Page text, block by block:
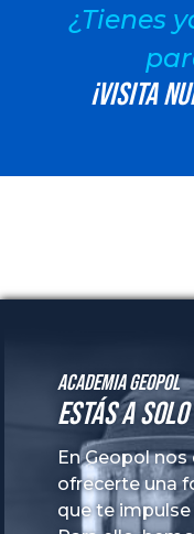
¿Tienes
¡Visita
Academia GeoPol
Estás a solo
En Geopol
ofrecerte una
que te